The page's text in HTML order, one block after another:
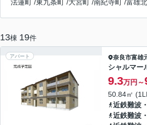
法蓮町 /東九条町 /大宮町 /南紀寺町 /富雄北
13棟 19件
アパート 奈良市富雄
シャルマー
9.3万円～
50.84㎡
近鉄難波
近鉄難波